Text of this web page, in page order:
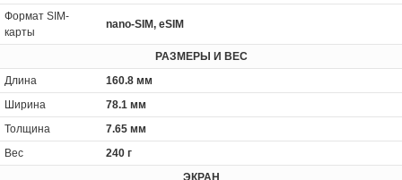
Формат SIM-
карты
nano-SIM, eSIM
РАЗМЕРЫ И ВЕС
Длина
160.8 мм
Ширина
78.1 мм
Толщина
7.65 мм
Вес
240 г
ЭКРАН